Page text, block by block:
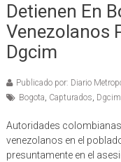
Detienen En
Venezolanos
Dgcim
Publicado por: Diario
Bogota, Capturados, Dgcim
Autoridades
venezolanos en el
presuntamente en el